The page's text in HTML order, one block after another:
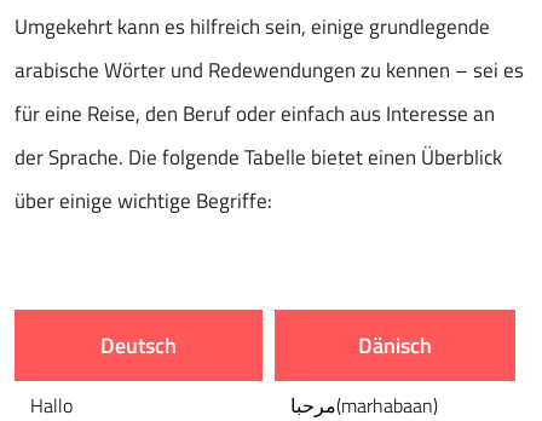
Umgekehrt kann es hilfreich sein, einige grundlegende
arabische Wörter und Redewendungen zu kennen – sei es
für eine Reise, den Beruf oder einfach aus Interesse an
der Sprache. Die folgende Tabelle bietet einen Überblick
über einige wichtige Begriffe:
Deutsch Dänisch
Hallo
مرحبا(marhabaan)